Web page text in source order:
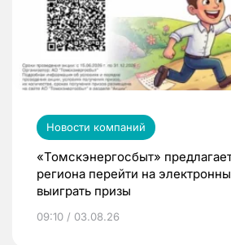
Новости компаний
«Томскэнергосбыт»
региона перейти на
выиграть призы
09:10 / 03.08.26